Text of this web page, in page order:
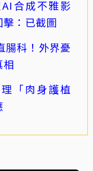
合成不雅影
：已截圖
腸科！外界憂
「肉身護植